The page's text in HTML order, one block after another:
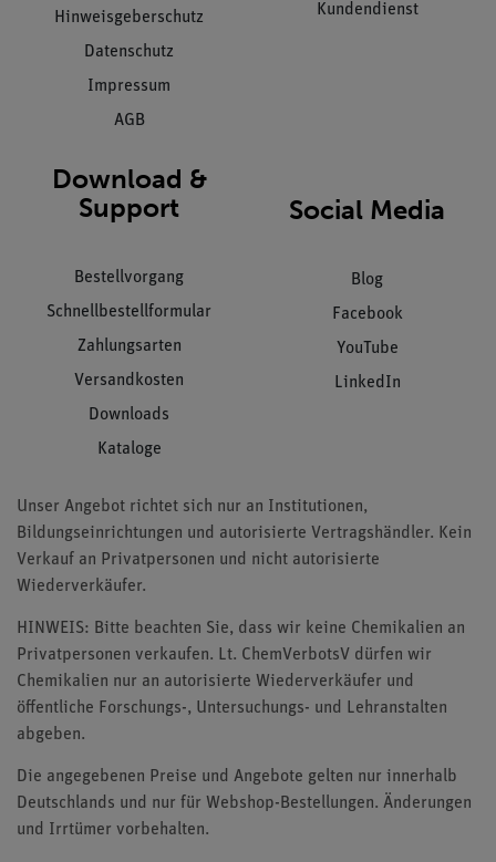
Hinweisgeberschutz
Datenschutz
Impressum
AGB
Kundendienst
Download &
Support
Bestellvorgang
Schnellbestellformular
Zahlungsarten
Versandkosten
Downloads
Kataloge
Social Media
Blog
Facebook
YouTube
LinkedIn
Unser Angebot richtet sich nur an Institutionen,
Bildungseinrichtungen und autorisierte Vertragshändler. Kein
Verkauf an Privatpersonen und nicht autorisierte
Wiederverkäufer.
HINWEIS: Bitte beachten Sie, dass wir keine Chemikalien an
Privatpersonen verkaufen. Lt. ChemVerbotsV dürfen wir
Chemikalien nur an autorisierte Wiederverkäufer und
öffentliche Forschungs-, Untersuchungs- und Lehranstalten
abgeben.
Die angegebenen Preise und Angebote gelten nur innerhalb
Deutschlands und nur für Webshop-Bestellungen. Änderungen
und Irrtümer vorbehalten.